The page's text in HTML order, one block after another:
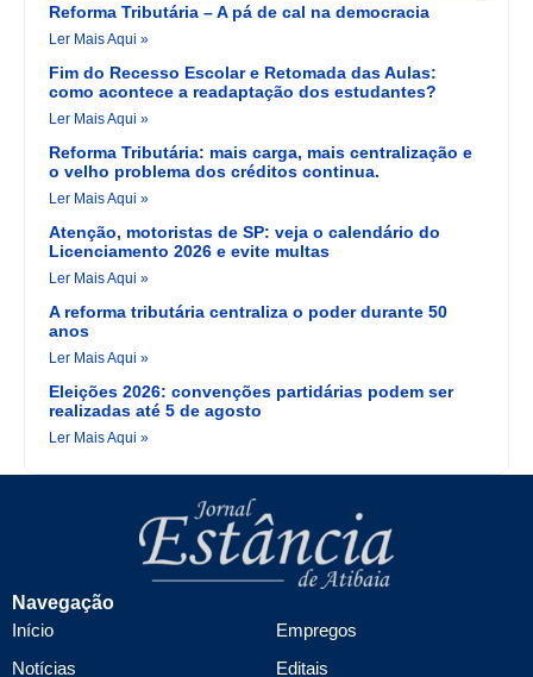
Reforma Tributária – A pá de cal na democracia
Ler Mais Aqui »
Fim do Recesso Escolar e Retomada das Aulas:
como acontece a readaptação dos estudantes?
Ler Mais Aqui »
Reforma Tributária: mais carga, mais centralização e
o velho problema dos créditos continua.
Ler Mais Aqui »
Atenção, motoristas de SP: veja o calendário do
Licenciamento 2026 e evite multas
Ler Mais Aqui »
A reforma tributária centraliza o poder durante 50
anos
Ler Mais Aqui »
Eleições 2026: convenções partidárias podem ser
realizadas até 5 de agosto
Ler Mais Aqui »
Navegação
Início
Notícias
Empregos
Editais